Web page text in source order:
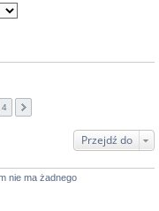
4
Przejdź do
nie ma żadnego